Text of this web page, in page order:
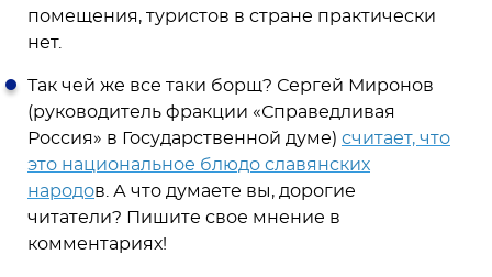
помещения, туристов в стране практически
нет.
Так чей же все таки борщ? Сергей Миронов
(руководитель фракции «Справедливая
Россия» в Государственной думе) считает, что
это национальное блюдо славянских
народов. А что думаете вы, дорогие
читатели? Пишите свое мнение в
комментариях!